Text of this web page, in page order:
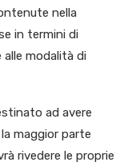
nella
in termini di
alle modalità di
ad avere
maggior parte
rivedere le proprie